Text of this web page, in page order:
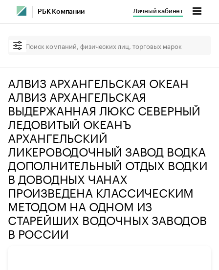
РБК Компании Личный кабинет
АЛВИЗ АРХАНГЕЛЬСКАЯ ОКЕАН
АЛВИЗ АРХАНГЕЛЬСКАЯ
ВЫДЕРЖАННАЯ ЛЮКС СЕВЕРНЫЙ
ЛЕДОВИТЫЙ ОКЕАНЪ
АРХАНГЕЛЬСКИЙ
ЛИКЕРОВОДОЧНЫЙ ЗАВОД ВОДКА
ДОПОЛНИТЕЛЬНЫЙ ОТДЫХ ВОДКИ
В ДОВОДНЫХ ЧАНАХ
ПРОИЗВЕДЕНА КЛАССИЧЕСКИМ
МЕТОДОМ НА ОДНОМ ИЗ
СТАРЕЙШИХ ВОДОЧНЫХ ЗАВОДОВ
В РОССИИ